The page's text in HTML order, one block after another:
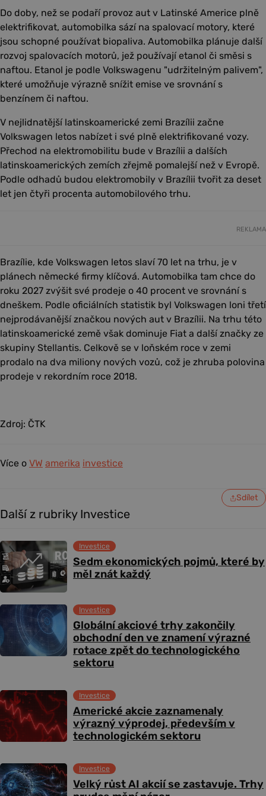
Do doby, než se podaří provoz aut v Latinské Americe plně
elektrifikovat, automobilka sází na spalovací motory, které
jsou schopné používat biopaliva. Automobilka plánuje další
rozvoj spalovacích motorů, jež používají etanol či směsi s
naftou. Etanol je podle Volkswagenu "udržitelným palivem",
které umožňuje výrazně snížit emise ve srovnání s
benzínem či naftou.
V nejlidnatější latinskoamerické zemi Brazílii začne
Volkswagen letos nabízet i své plně elektrifikované vozy.
Přechod na elektromobilitu bude v Brazílii a dalších
latinskoamerických zemích zřejmě pomalejší než v Evropě.
Podle odhadů budou elektromobily v Brazílii tvořit za deset
let jen čtyři procenta automobilového trhu.
REKLAMA
Brazílie, kde Volkswagen letos slaví 70 let na trhu, je v
plánech německé firmy klíčová. Automobilka tam chce do
roku 2027 zvýšit své prodeje o 40 procent ve srovnání s
dneškem. Podle oficiálních statistik byl Volkswagen loni třetí
nejprodávanější značkou nových aut v Brazílii. Na trhu této
latinskoamerické země však dominuje Fiat a další značky ze
skupiny Stellantis. Celkově se v loňském roce v zemi
prodalo na dva miliony nových vozů, což je zhruba polovina
prodeje v rekordním roce 2018.
Zdroj: ČTK
Více o VW amerika investice
Sdílet
Další z rubriky Investice
Sedm ekonomických pojmů, které by
měl znát každý
Investice
Globální akciové trhy zakončily
obchodní den ve znamení výrazné
rotace zpět do technologického
sektoru
Investice
Americké akcie zaznamenaly
výrazný výprodej, především v
technologickém sektoru
Investice
Velký růst AI akcií se zastavuje. Trhy
Investice